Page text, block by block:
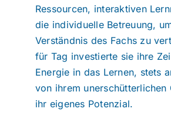
Ressourcen, interaktiven
die individuelle Betreuung,
Verständnis des Fachs zu
für Tag investierte sie ihre
Energie in das Lernen, stets
von ihrem unerschütterlichen
ihr eigenes Potenzial.